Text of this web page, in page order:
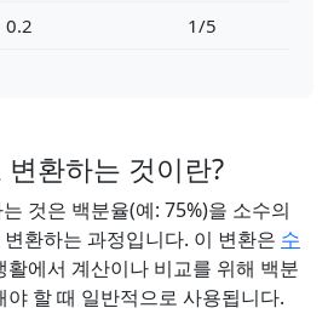
0.2 1/5
환하는 것이란?
것은 백분율(예: 75%)을 소수의
환하는 과정입니다. 이 변환은 수
활에서 계산이나 비교를 위해 백분
할 때 일반적으로 사용됩니다.